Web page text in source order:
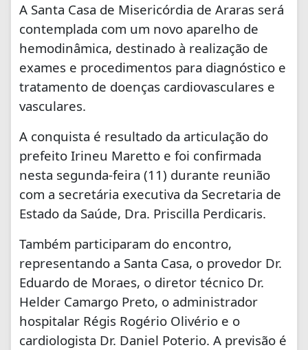
A Santa Casa de Misericórdia de Araras será
contemplada com um novo aparelho de
hemodinâmica, destinado à realização de
exames e procedimentos para diagnóstico e
tratamento de doenças cardiovasculares e
vasculares.
A conquista é resultado da articulação do
prefeito Irineu Maretto e foi confirmada
nesta segunda-feira (11) durante reunião
com a secretária executiva da Secretaria de
Estado da Saúde, Dra. Priscilla Perdicaris.
Também participaram do encontro,
representando a Santa Casa, o provedor Dr.
Eduardo de Moraes, o diretor técnico Dr.
Helder Camargo Preto, o administrador
hospitalar Régis Rogério Olivério e o
cardiologista Dr. Daniel Poterio. A previsão é